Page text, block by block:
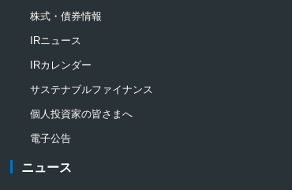
株式・債券情報
IRニュース
IRカレンダー
サステナブルファイナンス
個人投資家の皆さまへ
電子公告
ニュース